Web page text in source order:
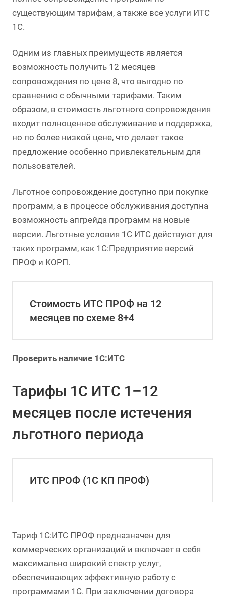
существующим тарифам, а также все услуги ИТС
1С.
Одним из главных преимуществ является
возможность получить 12 месяцев
сопровождения по цене 8, что выгодно по
сравнению с обычными тарифами. Таким
образом, в стоимость льготного сопровождения
входит полноценное обслуживание и поддержка,
но по более низкой цене, что делает такое
предложение особенно привлекательным для
пользователей.
Льготное сопровождение доступно при покупке
программ, а в процессе обслуживания доступна
возможность апгрейда программ на новые
версии. Льготные условия 1С ИТС действуют для
таких программ, как 1С:Предприятие версий
ПРОФ и КОРП.
Стоимость ИТС ПРОФ на 12
месяцев по схеме 8+4
Проверить наличие 1С:ИТС
Тарифы 1С ИТС 1–12
месяцев после истечения
льготного периода
ИТС ПРОФ (1С КП ПРОФ)
Тариф 1С:ИТС ПРОФ предназначен для
коммерческих организаций и включает в себя
максимально широкий спектр услуг,
обеспечивающих эффективную работу с
программами 1С. При заключении договора